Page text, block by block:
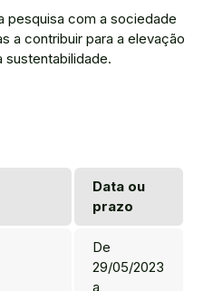
pesquisa com a sociedade
a contribuir para a elevação
sustentabilidade.
Data ou
prazo
De
29/05/2023
a